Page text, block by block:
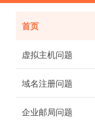
首页
虚拟主机问题
域名注册问题
企业邮局问题